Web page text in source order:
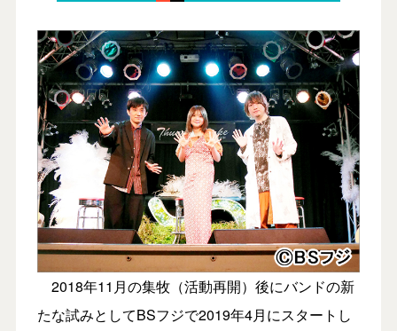
2018年11月の集牧（活動再開）後にバンドの新
たな試みとしてBSフジで2019年4月にスタートし